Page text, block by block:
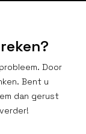
Door
Bent u
dan gerust